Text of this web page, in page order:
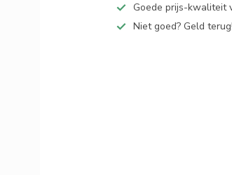
Goede prijs-kwaliteit
Niet goed? Geld terug!